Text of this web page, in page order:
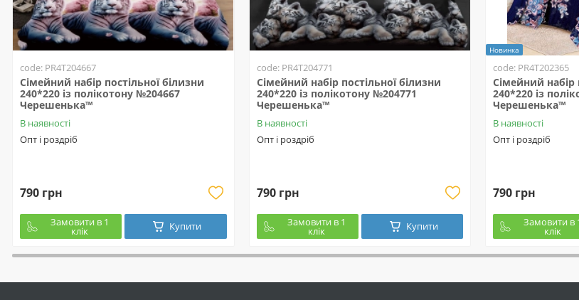
code: PR4T204667
Сімейний набір постільної білизни
240*220 із полікотону №204667
Черешенька™
В наявності
Опт і роздріб
790 грн
Замовити в 1
клік Купити
code: PR4T204771
Сімейний набір постільної білизни
240*220 із полікотону №204771
Черешенька™
В наявності
Опт і роздріб
790 грн
Замовити в 1
клік Купити
Новинка
code: PR4T202365
Сімейний набір
240*220 із
Черешенька™
В наявності
Опт і роздріб
790 грн
Замовити в
клік